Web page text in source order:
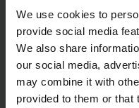
We use cookies to
provide social media
We also share
our social media,
may combine it with
provided to them or that
Elke Jungheinrich
daar bovenop ontvangt u
u binnen 6 maanden
helpen u bij een